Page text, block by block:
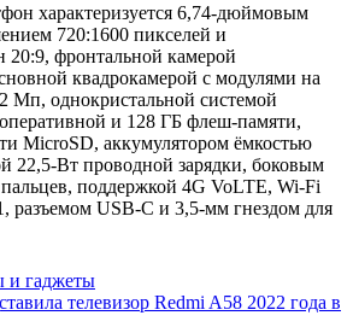
характеризуется 6,74-дюймовым
720:1600 пикселей и
20:9, фронтальной камерой
квадрокамерой с модулями на
однокристальной системой
и 128 ГБ флеш-памяти,
MicroSD, аккумулятором ёмкостью
22,5-Вт проводной зарядки, боковым
поддержкой 4G VoLTE, Wi-Fi
разъемом USB-C и 3,5-мм гнездом для
и гаджеты
телевизор Redmi A58 2022 года в